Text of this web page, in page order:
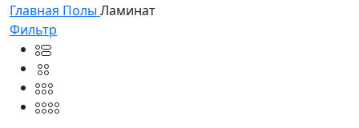
Главная Полы Ламинат
Фильтр